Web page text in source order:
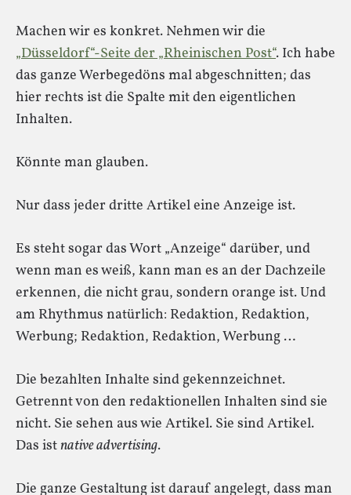
Machen wir es konkret. Nehmen wir die
„Düsseldorf“-Seite der „Rheinischen Post“. Ich habe
das ganze Werbegedöns mal abgeschnitten; das
hier rechts ist die Spalte mit den eigentlichen
Inhalten.
Könnte man glauben.
Nur dass jeder dritte Artikel eine Anzeige ist.
Es steht sogar das Wort „Anzeige“ darüber, und
wenn man es weiß, kann man es an der Dachzeile
erkennen, die nicht grau, sondern orange ist. Und
am Rhythmus natürlich: Redaktion, Redaktion,
Werbung; Redaktion, Redaktion, Werbung …
Die bezahlten Inhalte sind gekennzeichnet.
Getrennt von den redaktionellen Inhalten sind sie
nicht. Sie sehen aus wie Artikel. Sie sind Artikel.
Das istnative advertising.
Die ganze Gestaltung ist darauf angelegt, dass man